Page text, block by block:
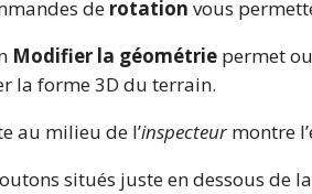
de rotation vous
Modifier la géométrie permet
la forme 3D du terrain.
au milieu de l’inspecteurmontre
situés juste en dessous de